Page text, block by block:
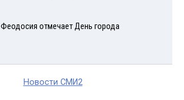
Феодосия отмечает День города
Новости СМИ2